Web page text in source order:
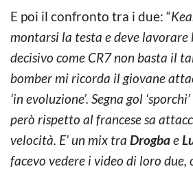
E poi il confronto tra i due: “
montarsi la testa e deve lavorare
decisivo come CR7 non basta il
bomber mi ricorda il giovane
‘in evoluzione’. Segna gol
però rispetto al francese sa
velocità. E’ un mix tra Drogbae
facevo vedere i video di loro